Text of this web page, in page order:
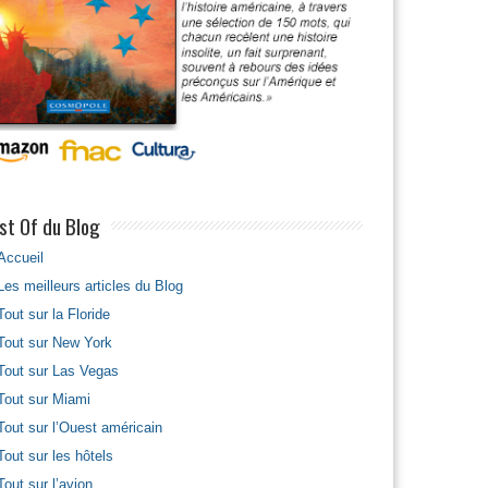
Of du Blog
meilleurs articles du Blog
sur la Floride
sur New York
sur Las Vegas
sur Miami
sur l’Ouest américain
sur les hôtels
sur l’avion